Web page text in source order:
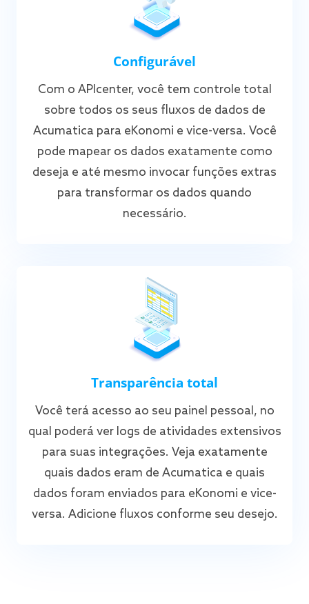
Configurável
Com o APIcenter, você tem controle total
sobre todos os seus fluxos de dados de
Acumatica para eKonomi e vice-versa. Você
pode mapear os dados exatamente como
deseja e até mesmo invocar funções extras
para transformar os dados quando
necessário.
Transparência total
Você terá acesso ao seu painel pessoal, no
qual poderá ver logs de atividades extensivos
para suas integrações. Veja exatamente
quais dados eram de Acumatica e quais
dados foram enviados para eKonomi e vice-
versa. Adicione fluxos conforme seu desejo.